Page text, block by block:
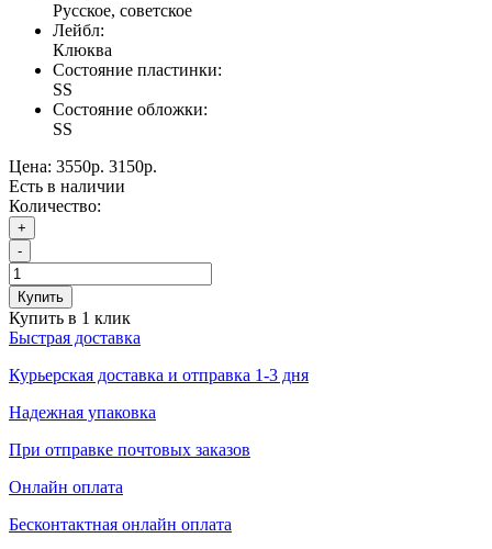
Русское, советское
Лейбл:
Клюква
Состояние пластинки:
SS
Состояние обложки:
SS
Цена: 3550р. 3150р.
Есть в наличии
Количество:
+
-
Купить
Купить в 1 клик
Быстрая доставка
Курьерская доставка и отправка 1-3 дня
Надежная упаковка
При отправке почтовых заказов
Онлайн оплата
Бесконтактная онлайн оплата